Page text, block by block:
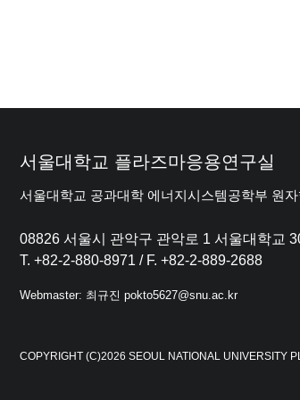
서울대학교 플라즈마응용연구실
서울대학교 공과대학 에너지시스템공학부 원
08826 서울시 관악구 관악로 1 서울대학교
T. +82-2-880-8971 / F. +82-2-889-2688
Webmaster: 최규진 pokto5627@snu.ac.kr
COPYRIGHT (C)2026 SEOUL NATIONAL UNIVERSITY